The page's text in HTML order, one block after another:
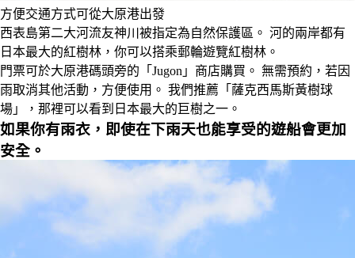
方便交通方式可從大原港出發
西表島第二大河流友神川被指定為自然保護區。 河的兩岸都有
日本最大的紅樹林，你可以搭乘郵輪遊覽紅樹林。
門票可於大原港碼頭旁的「Jugon」商店購買。 無需預約，若因
雨取消其他活動，方便使用。 我們推薦「薩克西馬斯黃樹球
場」，那裡可以看到日本最大的巨樹之一。
如果你有雨衣，即使在下雨天也能享受的遊船會更加
安全。